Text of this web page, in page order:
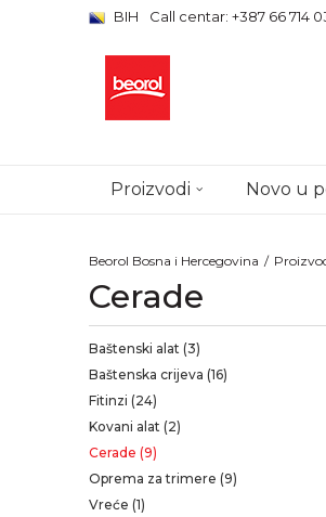
BIH Call centar: +387 66 714
Proizvodi Novo u
Beorol Bosna i Hercegovina
Cerade
Baštenski alat (3)
Baštenska crijeva (16)
Fitinzi (24)
Kovani alat (2)
Cerade (9)
Oprema za trimere (9)
Vreće (1)